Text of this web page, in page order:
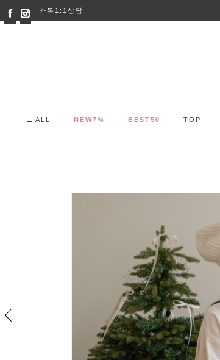
카톡1:1상담
ALL NEW7% BEST50 TOP